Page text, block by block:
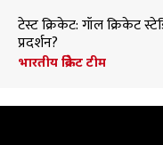
टेस्ट क्रिकेट: गॉल क्रिकेट
प्रदर्शन?
भारतीय क्रिकेट टीम